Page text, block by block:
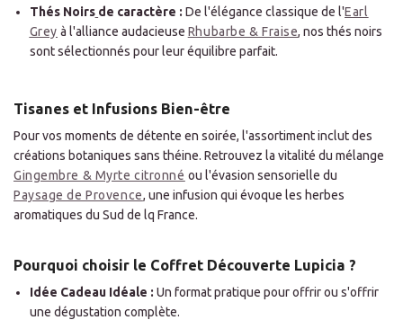
Thés Noirs de caractère : De l'élégance classique de l'Earl
Grey à l'alliance audacieuse Rhubarbe & Fraise, nos thés noirs
sont sélectionnés pour leur équilibre parfait.
Tisanes et Infusions Bien-être
Pour vos moments de détente en soirée, l'assortiment inclut des
créations botaniques sans théine. Retrouvez la vitalité du mélange
Gingembre & Myrte citronné ou l'évasion sensorielle du
Paysage de Provence, une infusion qui évoque les herbes
aromatiques du Sud de lq France.
Pourquoi choisir le Coffret Découverte Lupicia ?
Idée Cadeau Idéale : Un format pratique pour offrir ou s'offrir
une dégustation complète.